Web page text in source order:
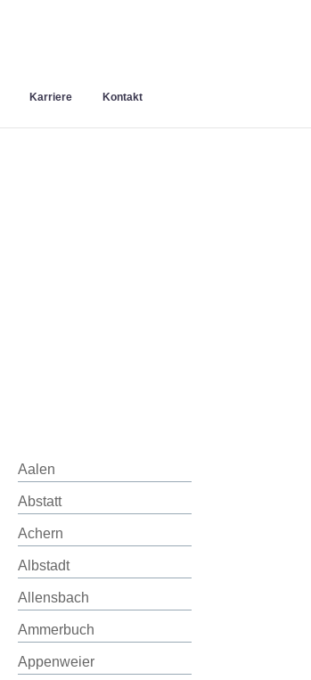
Karriere Kontakt
Aalen
Abstatt
Achern
Albstadt
Allensbach
Ammerbuch
Appenweier